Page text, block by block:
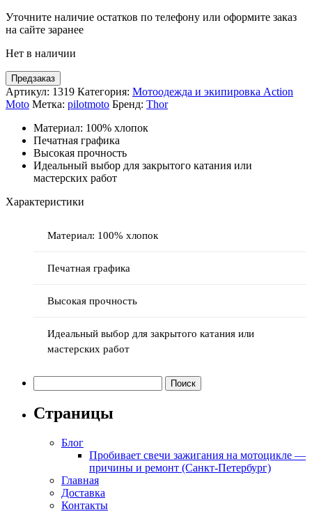
Уточните наличие остатков по телефону или оформите заказ
на сайте заранее
Нет в наличии
Предзаказ
Артикул: 1319 Категория: Мотоодежда и экипировка Action
Moto Метка: pilotmoto Бренд: Thor
Материал: 100% хлопок
Печатная графика
Высокая прочность
Идеальный выбор для закрытого катания или
мастерских работ
Характеристики
Материал: 100% хлопок
Печатная графика
Высокая прочность
Идеальный выбор для закрытого катания или
мастерских работ
Страницы
Блог
Пробивает свечи зажигания на мотоцикле —
причины и ремонт (Санкт-Петербург)
Главная
Доставка
Контакты